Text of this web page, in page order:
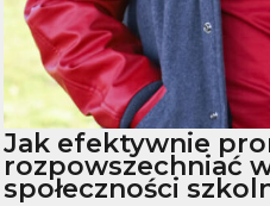
Jak efektywnie
rozpowszechniać
społeczności